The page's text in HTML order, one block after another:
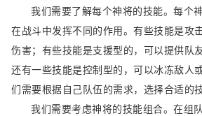
我们需要了解每个神将的技能。每个
在战斗中发挥不同的作用。有些技能是攻
伤害；有些技能是支援型的，可以提供队
还有一些技能是控制型的，可以冰冻敌人
们需要根据自己队伍的需求，选择合适的
我们需要考虑神将的技能组合。在组